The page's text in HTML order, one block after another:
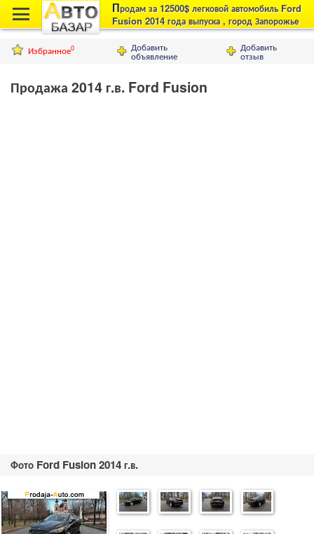
Продам за 12500$ легковой автомобиль Ford
Fusion 2014 года выпуска , город Запорожье
Добавить
отзыв
Добавить
объявление
Избранное0
Продажа 2014 г.в. Ford Fusion
Фото Ford Fusion 2014 г.в.